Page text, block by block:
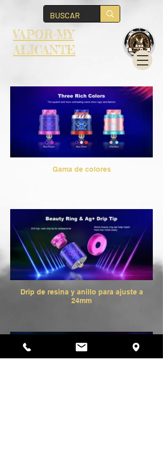
VAPOR-MY
ALICANTE
Gama de colores
Drip de resina y anillo para ajuste a
24mm